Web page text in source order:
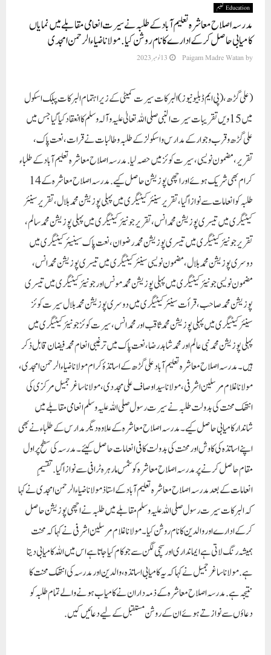
Education تعلیم
مدرسہ اصلاح معاشرہ تعلیم آباد کے طلبہ نے سیرت انعامی مقابلے میں نمایاں
کامیابی حاصل کرکے ادارے کا نام روشن کیا. مولانا ضیاء الرحمن امجدی
by
Paigam Madre Watan 13 نومبر 2023
(علی گڑھ،(پی ایم ڈبلیو نیوز)البرکات سیرت کمیٹی کے زیر اہتمام البرکات پبلک اسکول
میں 15ویں تقریبات سیرت النبی صلی اللہ تعالیٰ علیہ وآلہ وسلم کا انعقاد کیا گیا جس میں
علی گڑھ وقرب و جوار کے مدارس واسکولز کےطلبہ و طالبات نے قرات، نعت پاک،
تقریر، مضمون نویسی، سیرت کوئز میں حصہ لیا. مدرسہ اصلاح معاشرہ تعلیم آباد کے طلباء
کرام بھی شریک ہوئے اور اچھی پوزیشن حاصل کیے . مدرسہ اصلاح معاشرہ کے 14
طلبہ کو انعامات سے نوازا گیا، تقریر سینئرکیٹیگری میں پہلی پوزیشن محمد بلال ، تقریر سینئر
کیٹیگری میں تیسری پوزیشن محمد انس، تقریر جونیئر کیٹیگری میں پہلی پوزیشن محمد سالم،
تقریر جونیئر کیٹیگری میں تیسری پوزیشن محمد رضوان، نعت پاک سینیئر کیٹیگری میں
دوسری پوزیشن محمد بلال ، مضمون نویسی سینئر کیٹیگری میں تیسری پوزیشن محمد انس،
مضمون نویسی جونیئر کیٹیگری میں پہلی پوزیشن محمد مونس اور جونیئر کیٹیگری میں تیسری
پوزیشن محمد صاحب، قرأت سینئر کیٹیگری میں دوسری پوزیشن محمد بلال سیرت کوئز
سینئر کیٹیگری میں پہلی پوزیشن محمد ثاقب اور محمد انس، سیرت کوئز جونیئر کیٹیگری میں
پہلی پوزیشن محمد نبی عالم اور محمد شاہد رضا، نعت پاک میں ترغیبی انعام محمد فیضان قابل ذکر
ہیں۔ مدرسہ اصلاح معاشرہ تعلیم آباد علی گڑھ کے اساتذۂ کرام مولانا ضیاءالرحمن امجدی،
مولانا غلام مرسلین اشرفی، مولانا سید اوصاف علی مجددی، مولانا ساغر جمیل مرکزی کی
انتھک محنت کی بدولت طلبہ نے سیرت رسول صلی اللہ علیہ وسلم انعامی مقابلے میں
شاندار کامیابی حاصل کیے۔ مدرسہ اصلاح معاشرہ کے علاوہ دیگر مدارس کے طلباء نے بھی
اپنے اساتذہ کی کاوش اور محنت کی بدولت کافی انعامات حاصل کیئے۔ مدرسہ کی سطح پر اول
مقام حاصل کرنے پر مدرسہ اصلاح معاشرہ کو شمس مارہرہ ٹرافی سے نوازا گیا. تقسیمِ
انعامات کے بعد مدرسہ اصلاح معاشرہ تعلیم آباد کے استاذ مولانا ضیاء الرحمن امجدی نے کہا
کہ البرکات سیرت رسول صلی اللہ علیہ وسلم مقابلے میں طلبہ نے اچھی پوزیشن حاصل
کرکے ادارے اور والدین کا نام روشن کیا۔ مولانا غلام مرسلین اشرفی نے کہاکہ محنت
ہمیشہ رنگ لاتی ہے ایمانداری اور سچی لگن سے جو کام کیا جاتا ہے اس میں اللہ کامیابی دیتا
ہے. مولانا ساغر جمیل نے کہا کہ یہ کامیابی اساتذہ، والدین اور مدرسہ کی انتھک محنت کا
نتیجہ ہے. مدرسہ اصلاح معاشرہ کے ذمہ داران نے کامیاب ہونے والے تمام طلبہ کو
دعاؤں سے نوازتے ہوئے ان کے روشن مستقبل کے لیے دعائیں کیں.